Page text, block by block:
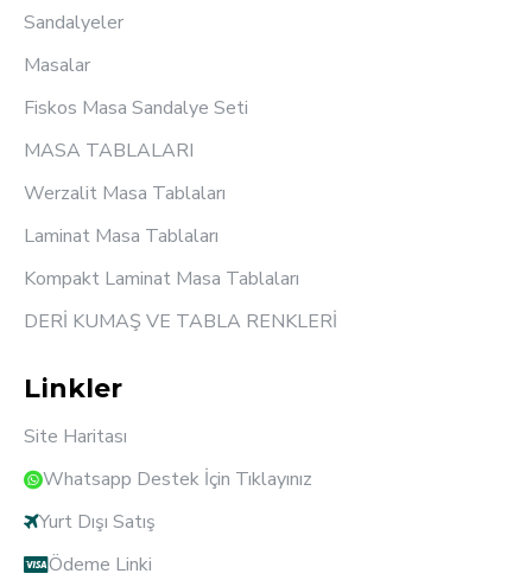
Sandalyeler
Masalar
Fiskos Masa Sandalye Seti
MASA TABLALARI
Werzalit Masa Tablaları
Laminat Masa Tablaları
Kompakt Laminat Masa Tablaları
DERİ KUMAŞ VE TABLA RENKLERİ
Linkler
Site Haritası
Whatsapp Destek İçin Tıklayınız
Yurt Dışı Satış
Ödeme Linki